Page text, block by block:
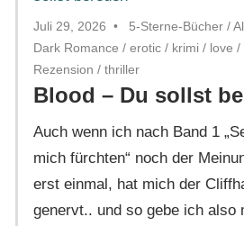
Juli 29, 2026 5-Sterne-Bücher /
Dark Romance / erotic / krimi / love /
Rezension / thriller
Blood – Du sollst
Auch wenn ich nach Band 1
mich fürchten“ noch der
erst einmal, hat mich der
genervt.. und so gebe ich also